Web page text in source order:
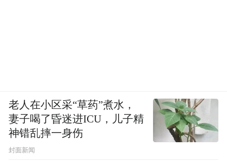
老人在小区采“草药”煮水，
妻子喝了昏迷进ICU，儿子精
神错乱摔一身伤
封面新闻